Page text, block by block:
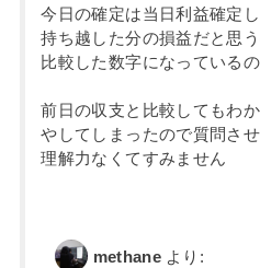
今日の確定は当日利益確定
持ち越した分の損益だと思
比較した数字になっている
前日の収支と比較してもわ
やしてしまったので質問さ
理解力なくてすみません
methane より: